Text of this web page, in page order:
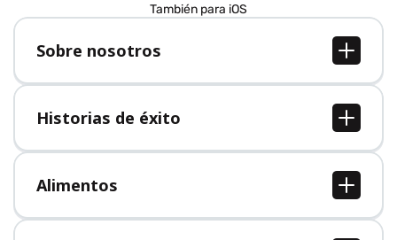
También para iOS
Sobre nosotros
Sobre nosotros
Empleo
Prensa
Historias de éxito
Todas las historias de éxito
Alimentos
Todos los alimentos